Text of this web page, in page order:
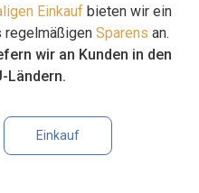
Einkauf bieten wir ein
Sparens an.
wir an Kunden in den
Ländern.
Einkauf